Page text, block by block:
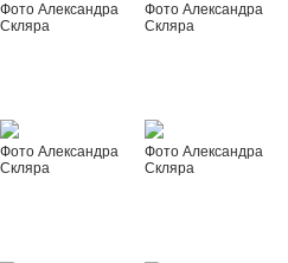
Фото Александра
Скляра
Фото Александра
Скляра
Фото Александра
Скляра
Фото Александра
Скляра